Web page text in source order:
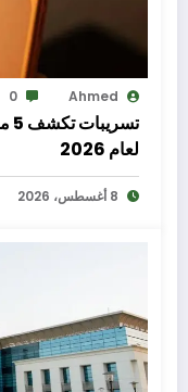
Ahmed
0
لعام 2026
8 أغسطس، 2026